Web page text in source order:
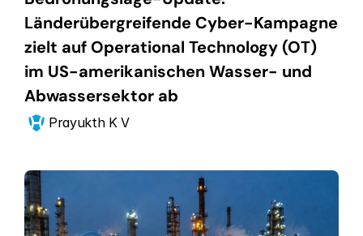
Länderübergreifende Cyber-Kampagne
zielt auf Operational Technology (OT)
im US-amerikanischen Wasser- und
Abwassersektor ab
Prayukth K V